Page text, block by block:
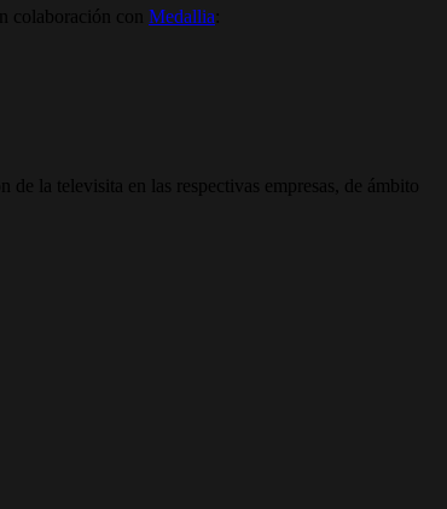
colaboración con Medallia
la televisita en las respectivas empresas, de ámbito